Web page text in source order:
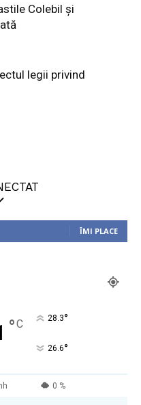
Colebil și
legii privind
ÎMI PLACE
°C 28.3°
26.6°
0 %